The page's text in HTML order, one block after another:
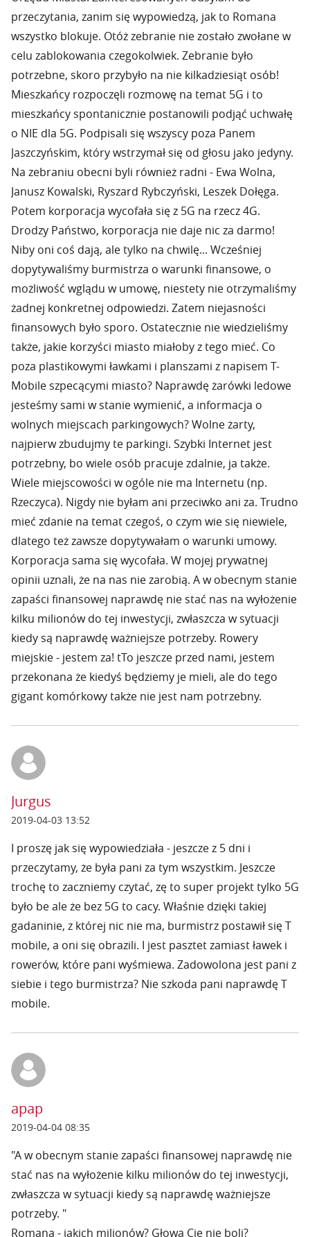
przeczytania, zanim się wypowiedzą, jak to Romana
wszystko blokuje. Otóż zebranie nie zostało zwołane w
celu zablokowania czegokolwiek. Zebranie było
potrzebne, skoro przybyło na nie kilkadziesiąt osób!
Mieszkańcy rozpoczęli rozmowę na temat 5G i to
mieszkańcy spontanicznie postanowili podjąć uchwałę
o NIE dla 5G. Podpisali się wszyscy poza Panem
Jaszczyńskim, który wstrzymał się od głosu jako jedyny.
Na zebraniu obecni byli również radni - Ewa Wolna,
Janusz Kowalski, Ryszard Rybczyński, Leszek Dołęga.
Potem korporacja wycofała się z 5G na rzecz 4G.
Drodzy Państwo, korporacja nie daje nic za darmo!
Niby oni coś dają, ale tylko na chwilę... Wcześniej
dopytywaliśmy burmistrza o warunki finansowe, o
możliwość wglądu w umowę, niestety nie otrzymaliśmy
żadnej konkretnej odpowiedzi. Zatem niejasności
finansowych było sporo. Ostatecznie nie wiedzieliśmy
także, jakie korzyści miasto miałoby z tego mieć. Co
poza plastikowymi ławkami i planszami z napisem T-
Mobile szpecącymi miasto? Naprawdę żarówki ledowe
jesteśmy sami w stanie wymienić, a informacja o
wolnych miejscach parkingowych? Wolne żarty,
najpierw zbudujmy te parkingi. Szybki Internet jest
potrzebny, bo wiele osób pracuje zdalnie, ja także.
Wiele miejscowości w ogóle nie ma Internetu (np.
Rzeczyca). Nigdy nie byłam ani przeciwko ani za. Trudno
mieć zdanie na temat czegoś, o czym wie się niewiele,
dlatego też zawsze dopytywałam o warunki umowy.
Korporacja sama się wycofała. W mojej prywatnej
opinii uznali, że na nas nie zarobią. A w obecnym stanie
zapaści finansowej naprawdę nie stać nas na wyłożenie
kilku milionów do tej inwestycji, zwłaszcza w sytuacji
kiedy są naprawdę ważniejsze potrzeby. Rowery
miejskie - jestem za! tTo jeszcze przed nami, jestem
przekonana że kiedyś będziemy je mieli, ale do tego
gigant komórkowy także nie jest nam potrzebny.
Jurgus
2019-04-03 13:52
I proszę jak się wypowiedziała - jeszcze z 5 dni i
przeczytamy, że była pani za tym wszystkim. Jeszcze
trochę to zaczniemy czytać, zę to super projekt tylko 5G
było be ale że bez 5G to cacy. Właśnie dzięki takiej
gadaninie, z której nic nie ma, burmistrz postawił się T
mobile, a oni się obrazili. I jest pasztet zamiast ławek i
rowerów, które pani wyśmiewa. Zadowolona jest pani z
siebie i tego burmistrza? Nie szkoda pani naprawdę T
mobile.
apap
2019-04-04 08:35
"A w obecnym stanie zapaści finansowej naprawdę nie
stać nas na wyłożenie kilku milionów do tej inwestycji,
zwłaszcza w sytuacji kiedy są naprawdę ważniejsze
potrzeby. "
Romana - jakich milionów? Głowa Cię nie boli?